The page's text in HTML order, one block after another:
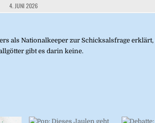
4. JUNI 2026
als Nationalkeeper zur Schicksalsfrage
gibt es darin keine.